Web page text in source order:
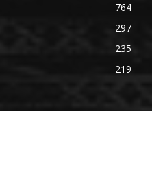
764
297
235
219